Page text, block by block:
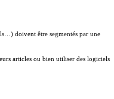
doivent être segmentés par une
articles ou bien utiliser des logiciels